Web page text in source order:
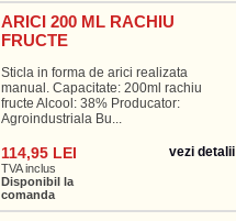
ARICI 200 ML RACHIU
FRUCTE
Sticla in forma de arici realizata
manual. Capacitate: 200ml rachiu
fructe Alcool: 38% Producator:
Agroindustriala Bu...
114,95 LEI
TVA inclus
Disponibil la
comanda
vezi detalii